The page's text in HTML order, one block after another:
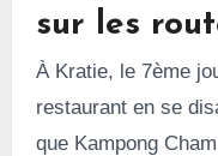
sur les
À Kratie, le 7ème
restaurant en se
que Kampong